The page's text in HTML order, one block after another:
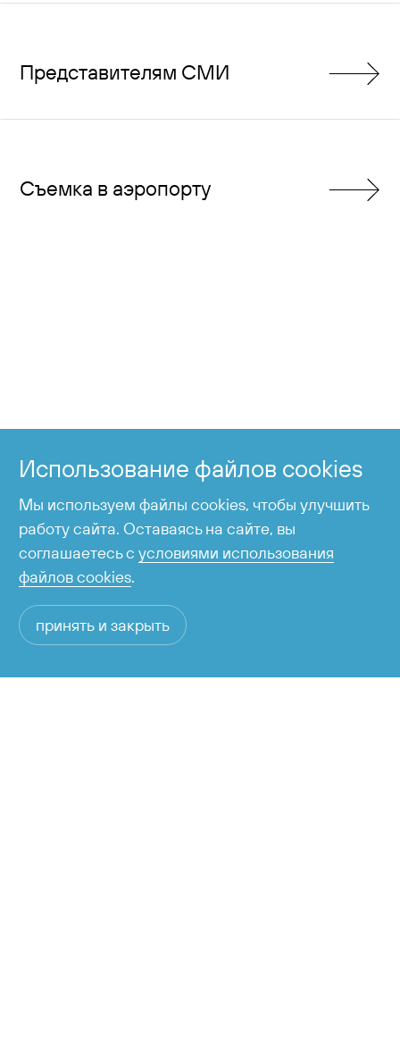
время работы с 6:00 до 23:00
Представителям СМИ
Съемка в аэропорту
Использование файлов cookies
Мы используем файлы cookies, чтобы улучшить
работу сайта. Оставаясь на сайте, вы
соглашаетесь сусловиями использования
файлов cookies.
принять и закрыть